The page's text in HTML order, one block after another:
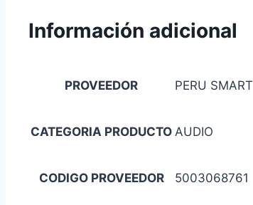
Información adicional
PROVEEDOR PERU SMART
CATEGORIA PRODUCTO AUDIO
CODIGO PROVEEDOR 5003068761